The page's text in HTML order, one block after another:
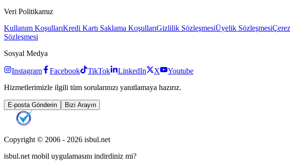
Veri Politikamız
Kullanım KoşullarıKredi Kartı Saklama KoşullarıGizlilik SözleşmesiÜyelik Sözleşmesi
Sözleşmesi
Sosyal Medya
Instagram Facebook TikTok LinkedIn X
Youtube
Hizmetlerimizle ilgili tüm sorularınızı yanıtlamaya hazırız.
E-posta Gönderin Bizi Arayın
Copyright © 2006 - 2026 isbul.net
isbul.net mobil uygulamasını indirdiniz mi?